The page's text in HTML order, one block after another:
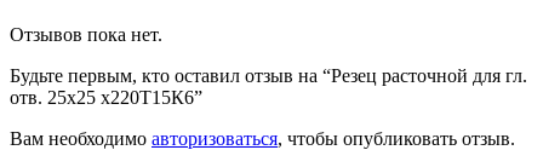
Отзывов пока нет.
Будьте первым, кто оставил отзыв на “Резец расточной для гл.
отв. 25х25 х220Т15К6”
Вам необходимо авторизоваться, чтобы опубликовать отзыв.